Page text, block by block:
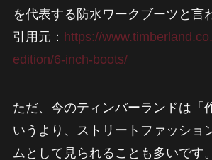
を代表する防水ワークブーツと言
引用元： https://
edition/6-inch-boots/
ただ、今のティンバーランドは「
いうより、ストリートファッショ
ムとして見られることも多いです。